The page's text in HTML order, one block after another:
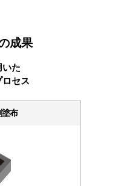
成果
いた
ロセス
布